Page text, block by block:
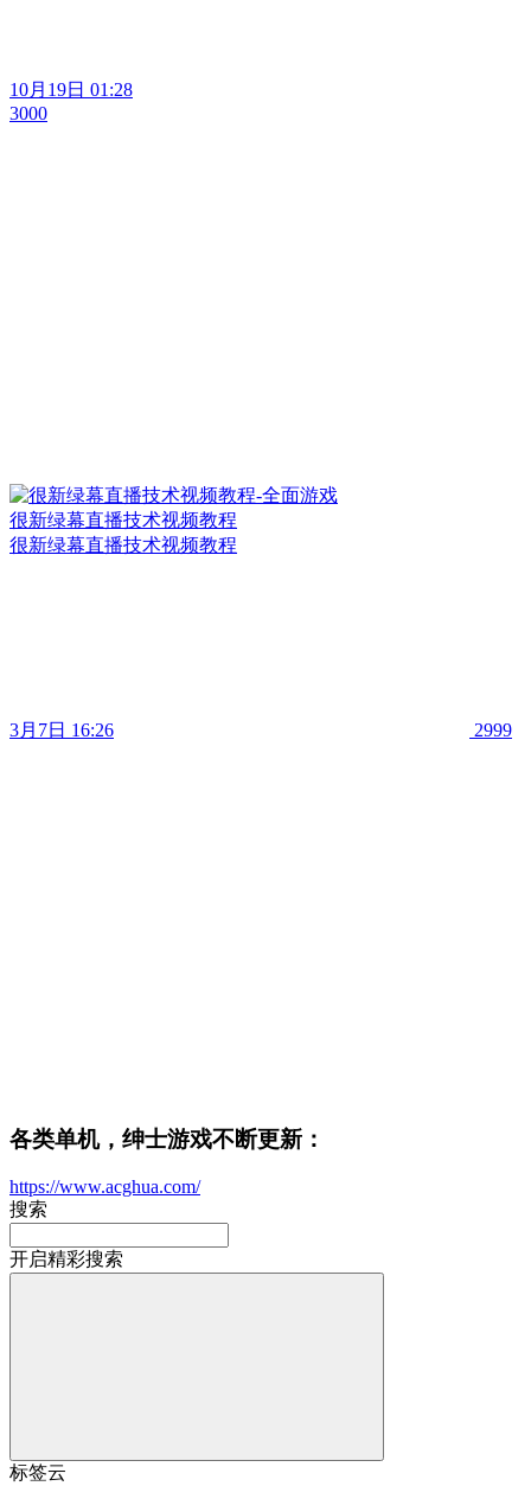
10月19日 01:28
3000
很新绿幕直播技术视频教程
很新绿幕直播技术视频教程
3月7日 16:26 2999
各类单机，绅士游戏不断更新：
https://www.acghua.com/
搜索
开启精彩搜索
标签云